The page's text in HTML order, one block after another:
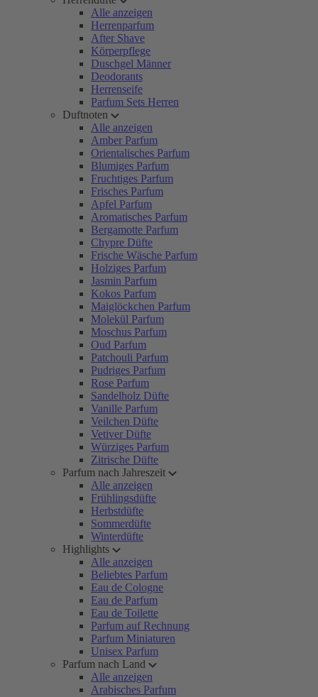
Alle anzeigen
Herrenparfum
After Shave
Körperpflege
Duschgel Männer
Deodorants
Herrenseife
Parfum Sets Herren
Duftnoten
Alle anzeigen
Amber Parfum
Orientalisches Parfum
Blumiges Parfum
Fruchtiges Parfum
Frisches Parfum
Apfel Parfum
Aromatisches Parfum
Bergamotte Parfum
Chypre Düfte
Frische Wäsche Parfum
Holziges Parfum
Jasmin Parfum
Kokos Parfum
Maiglöckchen Parfum
Molekül Parfum
Moschus Parfum
Oud Parfum
Patchouli Parfum
Pudriges Parfum
Rose Parfum
Sandelholz Düfte
Vanille Parfum
Veilchen Düfte
Vetiver Düfte
Würziges Parfum
Zitrische Düfte
Parfum nach Jahreszeit
Alle anzeigen
Frühlingsdüfte
Herbstdüfte
Sommerdüfte
Winterdüfte
Highlights
Alle anzeigen
Beliebtes Parfum
Eau de Cologne
Eau de Parfum
Eau de Toilette
Parfum auf Rechnung
Parfum Miniaturen
Unisex Parfum
Parfum nach Land
Alle anzeigen
Arabisches Parfum